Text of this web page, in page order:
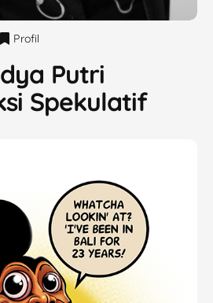
Profil
Putri
Spekulatif